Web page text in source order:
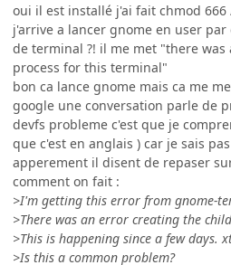
oui il est installé j'ai fait chmod
j'arrive a lancer gnome en user
de terminal ?! il me met "there
process for this terminal"
bon ca lance gnome mais ca me
google une conversation parle de
devfs probleme c'est que je
que c'est en anglais ) car je sais
apperement il disent de repaser
comment on fait :
>I'm getting this error from gnome-
>There was an error creating the
>This is happening since a few days.
>Is this a common problem?